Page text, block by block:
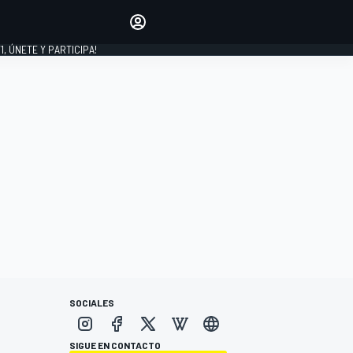
INICIAR SESIÓN
ÚNETE Y PARTICIPA!
SOCIALES
SIGUE EN CONTACTO